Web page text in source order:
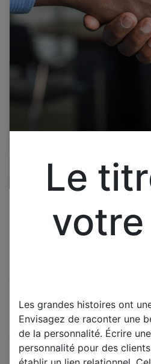
DUAL DL-
PIEDS SUPPORT
(0 avis)
Offre :15,00€
Le
Les grandes histoires ont
Envisagez de raconter une
de la personnalité. Écrire
personnalité pour des